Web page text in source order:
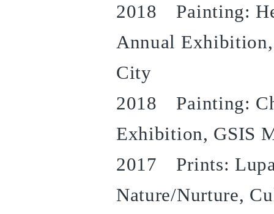
2018 Painting:
Annual Exhibition,
City
2018 Painting:
Exhibition, GSIS
2017 Prints:
Nature/Nurture,